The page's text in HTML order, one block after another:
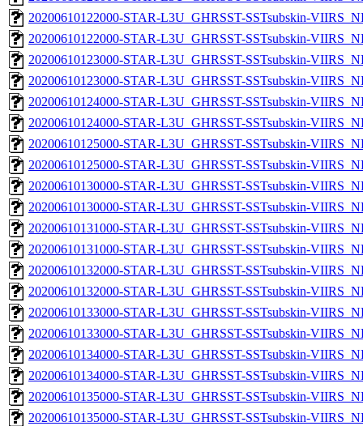
20200610122000-STAR-L3U_GHRSST-SSTsubskin-
20200610122000-STAR-L3U_GHRSST-SSTsubskin-
20200610123000-STAR-L3U_GHRSST-SSTsubskin-
20200610123000-STAR-L3U_GHRSST-SSTsubskin-
20200610124000-STAR-L3U_GHRSST-SSTsubskin-
20200610124000-STAR-L3U_GHRSST-SSTsubskin-
20200610125000-STAR-L3U_GHRSST-SSTsubskin-
20200610125000-STAR-L3U_GHRSST-SSTsubskin-
20200610130000-STAR-L3U_GHRSST-SSTsubskin-
20200610130000-STAR-L3U_GHRSST-SSTsubskin-
20200610131000-STAR-L3U_GHRSST-SSTsubskin-
20200610131000-STAR-L3U_GHRSST-SSTsubskin-
20200610132000-STAR-L3U_GHRSST-SSTsubskin-
20200610132000-STAR-L3U_GHRSST-SSTsubskin-
20200610133000-STAR-L3U_GHRSST-SSTsubskin-
20200610133000-STAR-L3U_GHRSST-SSTsubskin-
20200610134000-STAR-L3U_GHRSST-SSTsubskin-
20200610134000-STAR-L3U_GHRSST-SSTsubskin-
20200610135000-STAR-L3U_GHRSST-SSTsubskin-
20200610135000-STAR-L3U_GHRSST-SSTsubskin-